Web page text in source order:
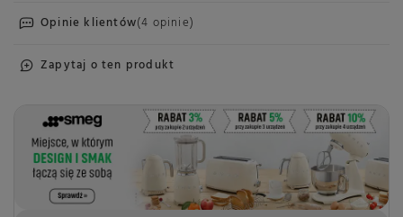
Opinie klientów(4 opinie)
Zapytaj o ten produkt